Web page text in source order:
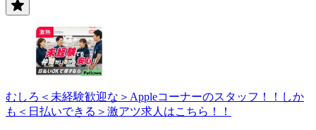
むしろ＜未経験歓迎な＞Appleコーナーのスタッフ！！しか
も＜日払いできる＞激アツ求人はこちら！！